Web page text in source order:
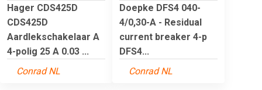
Hager CDS425D
CDS425D
Aardlekschakelaar A
4-polig 25 A 0.03 ...
Conrad NL
Doepke DFS4 040-
4/0,30-A - Residual
current breaker 4-p
DFS4...
Conrad NL